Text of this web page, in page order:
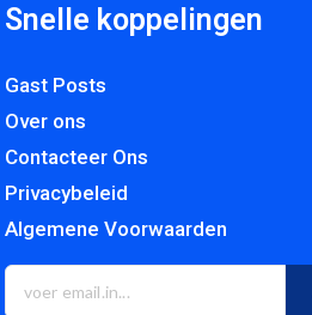
Snelle koppelingen
Gast Posts
Over ons
Contacteer Ons
Privacybeleid
Algemene Voorwaarden